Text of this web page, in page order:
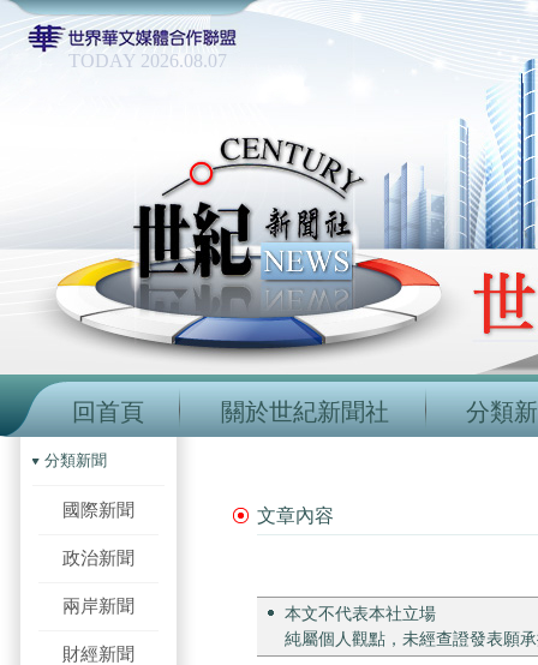
TODAY 2026.08.07
回首頁 關於世紀新聞社 分類
分類新聞
國際新聞
政治新聞
兩岸新聞
財經新聞
文章內容
本文不代表本社立場
純屬個人觀點，未經查證發表願